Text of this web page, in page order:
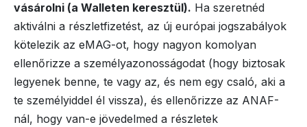
vásárolni (a Walleten keresztül). Ha szeretnéd
aktiválni a részletfizetést, az új európai jogszabályok
kötelezik az eMAG-ot, hogy nagyon komolyan
ellenőrizze a személyazonosságodat (hogy biztosak
legyenek benne, te vagy az, és nem egy csaló, aki a
te személyiddel él vissza), és ellenőrizze az ANAF-
nál, hogy van-e jövedelmed a részletek